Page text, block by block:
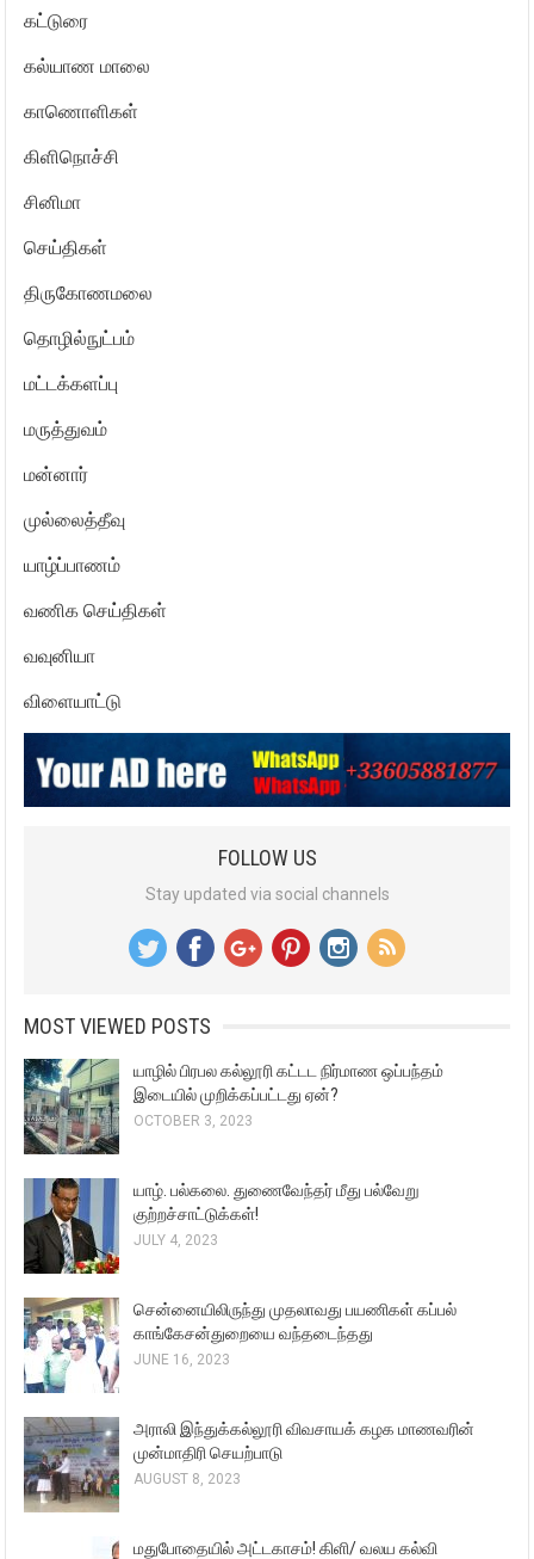
கட்டுரை
கல்யாண மாலை
காணொளிகள்
கிளிநொச்சி
சினிமா
செய்திகள்
திருகோணமலை
தொழில்நுட்பம்
மட்டக்களப்பு
மருத்துவம்
மன்னார்
முல்லைத்தீவு
யாழ்ப்பாணம்
வணிக செய்திகள்
வவுனியா
விளையாட்டு
FOLLOW US
Stay updated via social channels
MOST VIEWED POSTS
யாழில் பிரபல கல்லூரி கட்டட நிர்மாண ஒப்பந்தம்
இடையில் முறிக்கப்பட்டது ஏன்?
OCTOBER 3, 2023
யாழ். பல்கலை. துணைவேந்தர் மீது பல்வேறு
குற்றச்சாட்டுக்கள்!
JULY 4, 2023
சென்னையிலிருந்து முதலாவது பயணிகள் கப்பல்
காங்கேசன்துறையை வந்தடைந்தது
JUNE 16, 2023
அராலி இந்துக்கல்லூரி விவசாயக் கழக மாணவரின்
முன்மாதிரி செயற்பாடு
AUGUST 8, 2023
மதுபோதையில் அட்டகாசம்! கிளி/ வலய கல்வி